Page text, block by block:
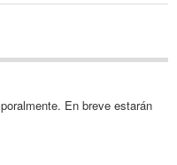
En breve estarán